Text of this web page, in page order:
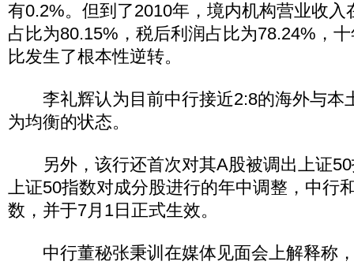
有0.2%。但到了2010年，境内机构营业收入
占比为80.15%，税后利润占比为78.24%，
比发生了根本性逆转。
李礼辉认为目前中行接近2:8的海外与本
为均衡的状态。
另外，该行还首次对其A股被调出上证50
上证50指数对成分股进行的年中调整，中行
数，并于7月1日正式生效。
中行董秘张秉训在媒体见面会上解释称